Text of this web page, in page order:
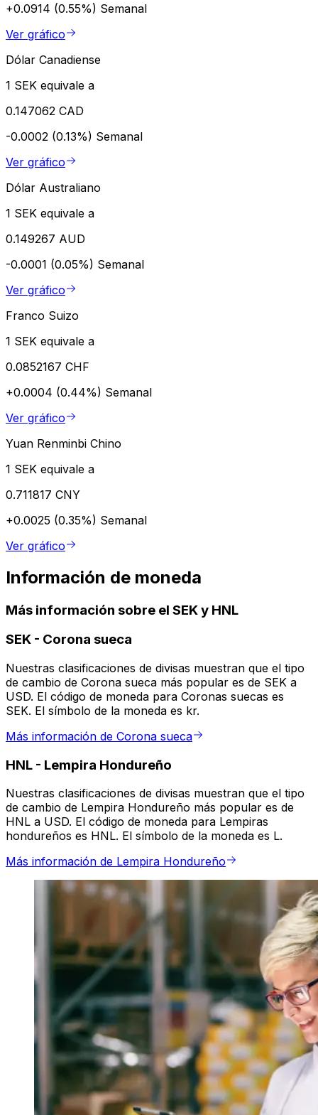
+0.0914 (0.55%) Semanal
Ver gráfico
Dólar Canadiense
1 SEK equivale a
0.147062 CAD
-0.0002 (0.13%) Semanal
Ver gráfico
Dólar Australiano
1 SEK equivale a
0.149267 AUD
-0.0001 (0.05%) Semanal
Ver gráfico
Franco Suizo
1 SEK equivale a
0.0852167 CHF
+0.0004 (0.44%) Semanal
Ver gráfico
Yuan Renminbi Chino
1 SEK equivale a
0.711817 CNY
+0.0025 (0.35%) Semanal
Ver gráfico
Información de moneda
Más información sobre el SEK y HNL
SEK - Corona sueca
Nuestras clasificaciones de divisas muestran que el tipo
de cambio de Corona sueca más popular es de SEK a
USD. El código de moneda para Coronas suecas es
SEK. El símbolo de la moneda es kr.
Más información de Corona sueca
HNL - Lempira Hondureño
Nuestras clasificaciones de divisas muestran que el tipo
de cambio de Lempira Hondureño más popular es de
HNL a USD. El código de moneda para Lempiras
hondureños es HNL. El símbolo de la moneda es L.
Más información de Lempira Hondureño